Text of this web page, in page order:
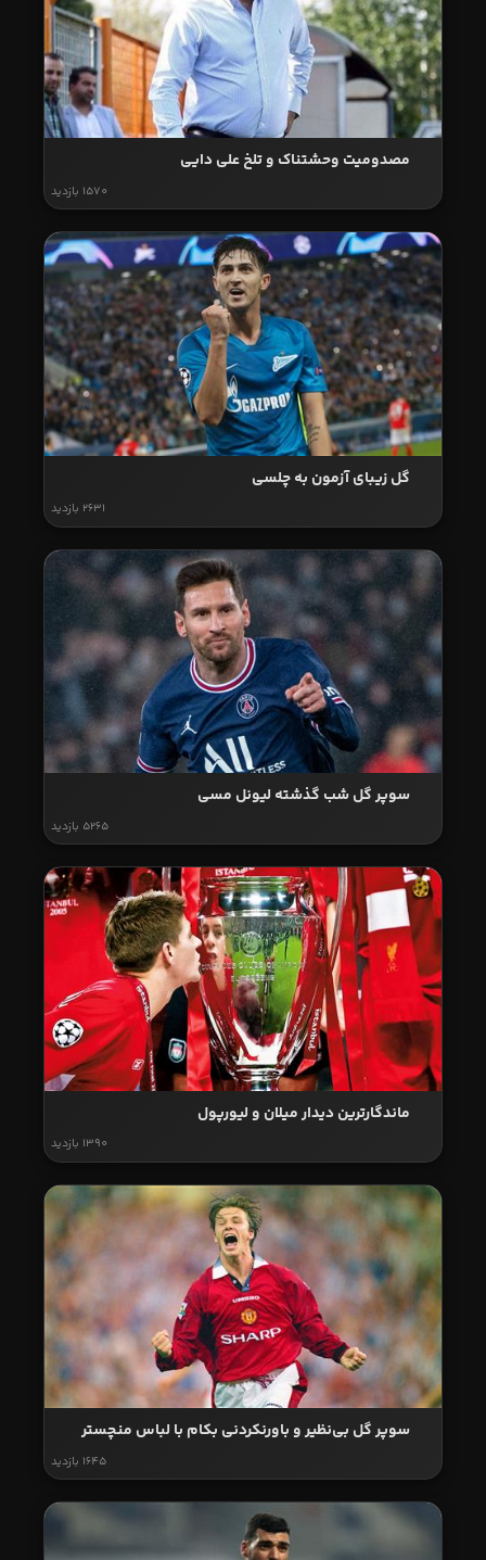
مصدومیت وحشتناک و تلخ علی دایی
1570 بازدید
گل زیبای آزمون به چلسی
2631 بازدید
سوپر گل شب گذشته لیونل مسی
5265 بازدید
ماندگارترین دیدار میلان و لیورپول
1390 بازدید
سوپر گل بی‌نظیر و باورنکردنی بکام با لباس منچستر
1645 بازدید